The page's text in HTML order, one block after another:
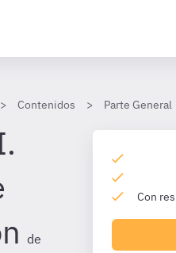
Contenidos Parte General
de
Con